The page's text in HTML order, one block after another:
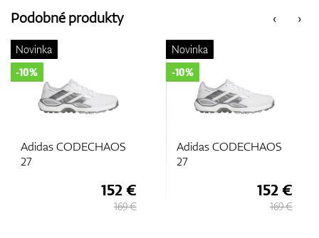
GPS/Zameriavače
‹
Podobné produkty ›
Adidas CODECHAOS
27
Novinka
-10%
152 €
169 €
Adidas CODECHAOS
27
Novinka
-10%
152 €
169 €